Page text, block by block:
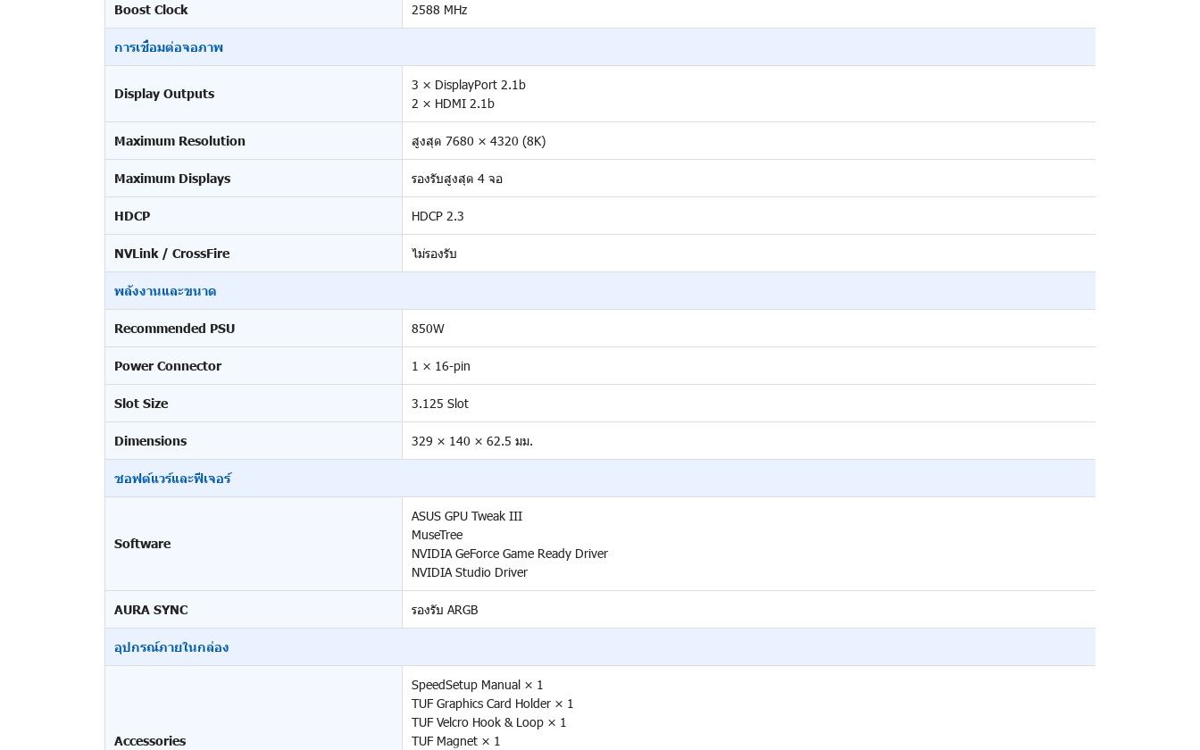
Boost Clock 2588 MHz
การเชื่อมต่อจอภาพ
Display Outputs
3 × DisplayPort 2.1b
2 × HDMI 2.1b
Maximum Resolution สูงสุด 7680 × 4320 (8K)
Maximum Displays รองรับสูงสุด 4 จอ
HDCP HDCP 2.3
NVLink / CrossFire ไม่รองรับ
พลังงานและขนาด
Recommended PSU 850W
Power Connector 1 × 16-pin
Slot Size 3.125 Slot
Dimensions 329 × 140 × 62.5 มม.
ซอฟต์แวร์และฟีเจอร์
Software
ASUS GPU Tweak III
MuseTree
NVIDIA GeForce Game Ready Driver
NVIDIA Studio Driver
AURA SYNC รองรับ ARGB
อุปกรณ์ภายในกล่อง
Accessories
SpeedSetup Manual × 1
TUF Graphics Card Holder × 1
TUF Velcro Hook & Loop × 1
TUF Magnet × 1